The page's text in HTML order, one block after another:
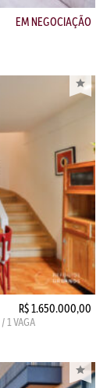
EM NEGOCIAÇÃO
R$ 1.650.000,00
1 VAGA